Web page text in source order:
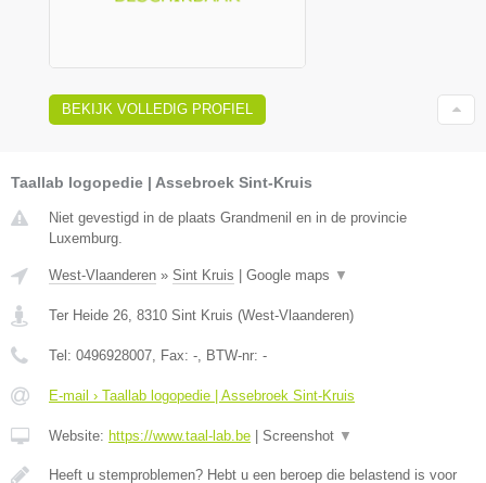
BEKIJK VOLLEDIG PROFIEL
Taallab logopedie | Assebroek Sint-Kruis
Niet gevestigd in de plaats Grandmenil en in de provincie
Luxemburg.
West-Vlaanderen » Sint Kruis | Google maps ▼
Ter Heide 26 8310 Sint Kruis (West-Vlaanderen)
Tel: 0496928007 , Fax: - , BTW-nr: -
E-mail › Taallab logopedie | Assebroek Sint-Kruis
Website: https://www.taal-lab.be | Screenshot ▼
Heeft u stemproblemen? Hebt u een beroep die belastend is voor